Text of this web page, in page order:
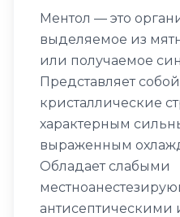
Ментол — это
выделяемое из
или получаемое
Представляет
кристаллические
характерным
выраженным
Обладает слабыми